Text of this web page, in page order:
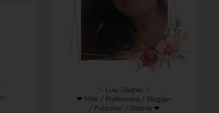
°~ Luԋ Dɑɳtɑs ~°
❤ Mãe / Professora / Blogger
/ Publisher / Slashie ❤